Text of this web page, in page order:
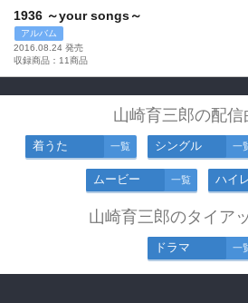
1936 ～your songs～
アルバム
2016.08.24 発売
収録商品：11商品
山崎育三郎の配信
着うた 一覧 シングル 一
ムービー 一覧 ハイ
山崎育三郎のタイア
ドラマ 一